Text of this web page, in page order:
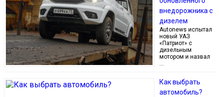
внедорожника с
дизелем
Autonews испытал
новый УАЗ
«Патриот» с
дизельным
мотором и назвал
…
Как выбрать
автомобиль?